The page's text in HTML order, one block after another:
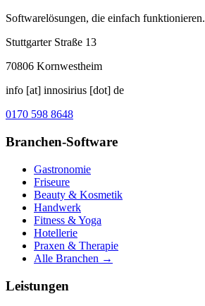
Softwarelösungen, die einfach funktionieren.
Stuttgarter Straße 13
70806 Kornwestheim
info [at] innosirius [dot] de
0170 598 8648
Branchen-Software
Gastronomie
Friseure
Beauty & Kosmetik
Handwerk
Fitness & Yoga
Hotellerie
Praxen & Therapie
Alle Branchen →
Leistungen